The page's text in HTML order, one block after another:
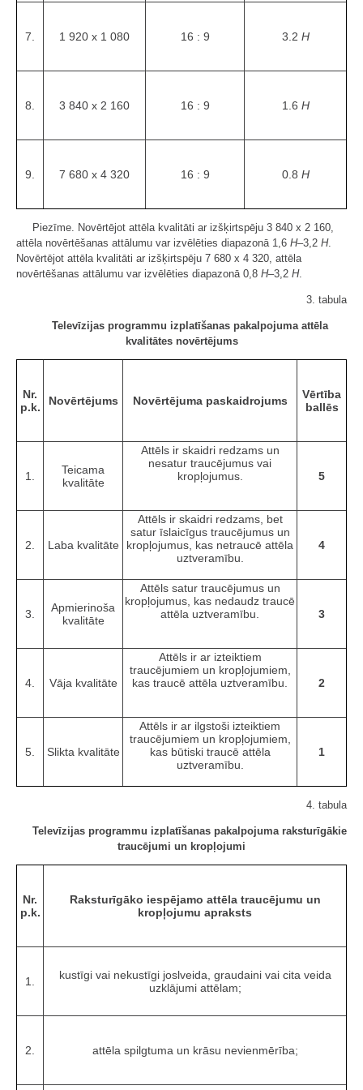
7. 1 920 x 1 080 16 : 9 3.2 H
8. 3 840 x 2 160 16 : 9 1.6 H
9. 7 680 x 4 320 16 : 9 0.8 H
Piezīme. Novērtējot attēla kvalitāti ar izšķirtspēju 3 840 x 2 160,
attēla novērtēšanas attālumu var izvēlēties diapazonā 1,6 H–3,2 H.
Novērtējot attēla kvalitāti ar izšķirtspēju 7 680 x 4 320, attēla
novērtēšanas attālumu var izvēlēties diapazonā 0,8 H–3,2 H.
3. tabula
Televīzijas programmu izplatīšanas pakalpojuma attēla
kvalitātes novērtējums
Nr.
p.k.
Novērtējums Novērtējuma paskaidrojums
Vērtība
ballēs
1.
Teicama
kvalitāte
Attēls ir skaidri redzams un
nesatur traucējumus vai
kropļojumus.
5
2. Laba kvalitāte
Attēls ir skaidri redzams, bet
satur īslaicīgus traucējumus un
kropļojumus, kas netraucē attēla
uztveramību.
4
3.
Apmierinoša
kvalitāte
Attēls satur traucējumus un
kropļojumus, kas nedaudz traucē
attēla uztveramību.
3
4. Vāja kvalitāte
Attēls ir ar izteiktiem
traucējumiem un kropļojumiem,
kas traucē attēla uztveramību.
2
5. Slikta kvalitāte
Attēls ir ar ilgstoši izteiktiem
traucējumiem un kropļojumiem,
kas būtiski traucē attēla
uztveramību.
1
4. tabula
Televīzijas programmu izplatīšanas pakalpojuma raksturīgākie
traucējumi un kropļojumi
Nr.
p.k.
Raksturīgāko iespējamo attēla traucējumu un
kropļojumu apraksts
1.
kustīgi vai nekustīgi joslveida, graudaini vai cita veida
uzklājumi attēlam;
2. attēla spilgtuma un krāsu nevienmērība;